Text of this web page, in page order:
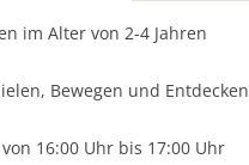
im Alter von 2-4 Jahren
Bewegen und Entdecken
16:00 Uhr bis 17:00 Uhr